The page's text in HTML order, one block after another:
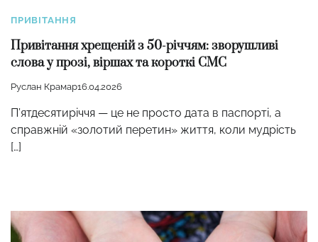
ПРИВІТАННЯ
Привітання хрещеній з 50-річчям: зворушливі
слова у прозі, віршах та короткі СМС
Руслан Крамар16.04.2026
П’ятдесятиріччя — це не просто дата в паспорті, а
справжній «золотий перетин» життя, коли мудрість
[…]